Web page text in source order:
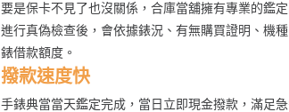
要是保卡不見了也沒關係，合庫當舖擁有專業的鑑
進行真偽檢查後，會依據錶況、有無購買證明、機
錶借款額度。
撥款速度快
手錶典當當天鑑定完成，當日立即現金撥款，滿足